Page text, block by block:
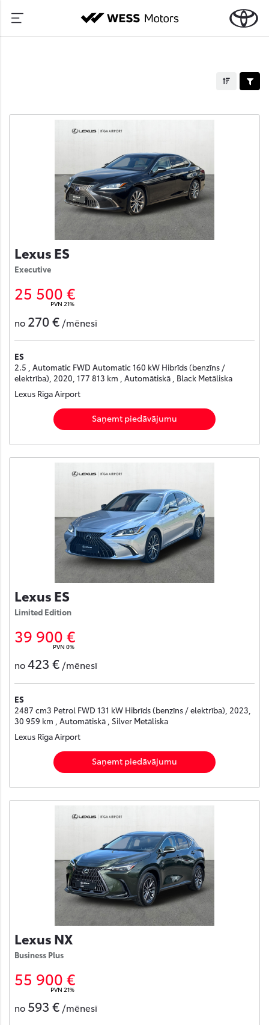
Lexus ES
Executive
25 500 €
PVN 21%
no 270 € /mēnesī
ES
2.5 , Automatic FWD Automatic 160 kW Hibrīds (benzīns /
elektrība), 2020, 177 813 km , Automātiskā , Black Metāliska
Lexus Rīga Airport
Saņemt piedāvājumu
Lexus ES
Limited Edition
39 900 €
PVN 0%
no423 € /mēnesī
ES
2487 cm3 Petrol FWD 131 kW Hibrīds (benzīns / elektrība), 2023,
30 959 km , Automātiskā , Silver Metāliska
Lexus Rīga Airport
Saņemt piedāvājumu
Lexus NX
Business Plus
55 900 €
PVN 21%
no 593 € /mēnesī